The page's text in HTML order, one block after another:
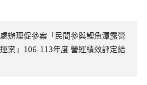
處辦理促參案「民間參與鯉魚潭露營
案」106-113年度 營運績效評定結